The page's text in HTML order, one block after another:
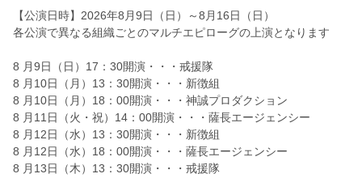
【公演日時】2026年8月9日（日）～8月16日（日）
各公演で異なる組織ごとのマルチエピローグの上演となります
8 月9日（日）17：30開演・・・戒援隊
8 月10日（月）13：30開演・・・新徴組
8 月10日（月）18：00開演・・・神誠プロダクション
8 月11日（火・祝）14：00開演・・・薩長エージェンシー
8 月12日（水）13：30開演・・・新徴組
8 月12日（水）18：00開演・・・薩長エージェンシー
8 月13日（木）13：30開演・・・戒援隊